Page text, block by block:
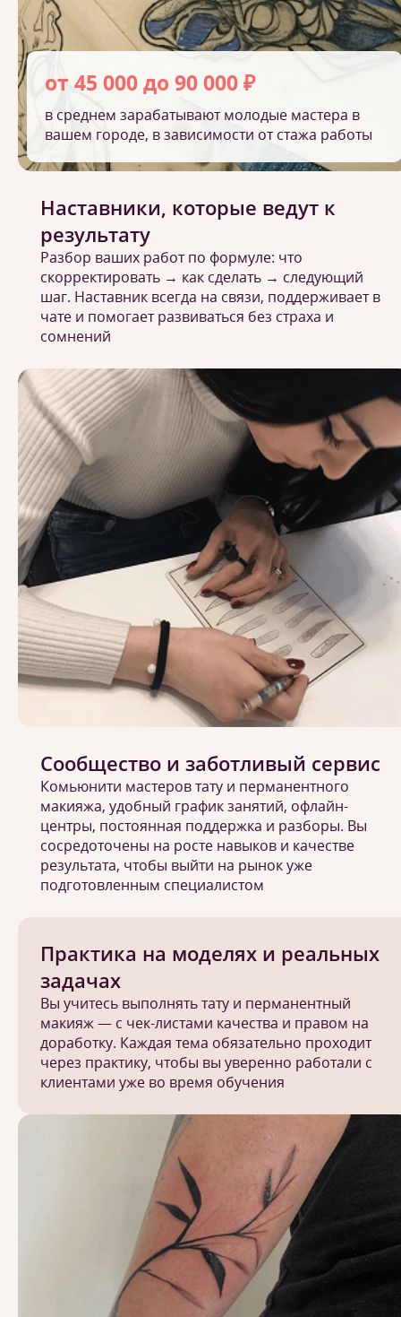
от 45 000 до 90 000 ₽
в среднем зарабатывают молодые мастера в
вашем городе, в зависимости от стажа работы
Практика на моделях и реальных
задачах
Вы учитесь выполнять тату и перманентный
макияж — с чек-листами качества и правом на
доработку. Каждая тема обязательно проходит
через практику, чтобы вы уверенно работали с
клиентами уже во время обучения
Наставники, которые ведут к
результату
Разбор ваших работ по формуле: что
скорректировать → как сделать → следующий
шаг. Наставник всегда на связи, поддерживает в
чате и помогает развиваться без страха и
сомнений
Сообщество и заботливый сервис
Комьюнити мастеров тату и перманентного
макияжа, удобный график занятий, офлайн-
центры, постоянная поддержка и разборы. Вы
сосредоточены на росте навыков и качестве
результата, чтобы выйти на рынок уже
подготовленным специалистом